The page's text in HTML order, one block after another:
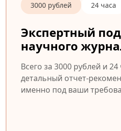
3000 рублей 24 часа
Экспертный
научного
Всего за 3000 рублей и
детальный отчет-
именно под ваши